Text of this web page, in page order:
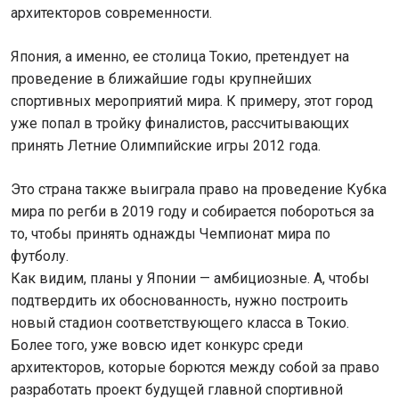
архитекторов современности.
Япония, а именно, ее столица Токио, претендует на
проведение в ближайшие годы крупнейших
спортивных мероприятий мира. К примеру, этот город
уже попал в тройку финалистов, рассчитывающих
принять Летние Олимпийские игры 2012 года.
Это страна также выиграла право на проведение Кубка
мира по регби в 2019 году и собирается побороться за
то, чтобы принять однажды Чемпионат мира по
футболу.
Как видим, планы у Японии — амбициозные. А, чтобы
подтвердить их обоснованность, нужно построить
новый стадион соответствующего класса в Токио.
Более того, уже вовсю идет конкурс среди
архитекторов, которые борются между собой за право
разработать проект будущей главной спортивной